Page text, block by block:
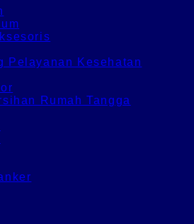
Pelayanan Kesehatan
Rumah Tangga